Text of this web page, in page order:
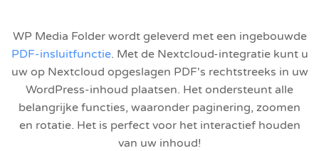
WP Media Folder wordt geleverd met een ingebouwde
PDF-insluitfunctie. Met de Nextcloud-integratie kunt u
uw op Nextcloud opgeslagen PDF's rechtstreeks in uw
WordPress-inhoud plaatsen. Het ondersteunt alle
belangrijke functies, waaronder paginering, zoomen
en rotatie. Het is perfect voor het interactief houden
van uw inhoud!